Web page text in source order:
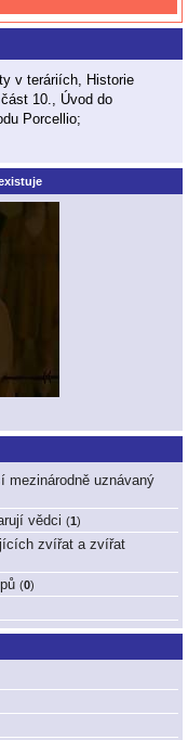
v teráriích, Historie
10., Úvod do
Porcellio;
mezinárodně uznávaný
vědci (1 )
zvířat a zvířat
(0)